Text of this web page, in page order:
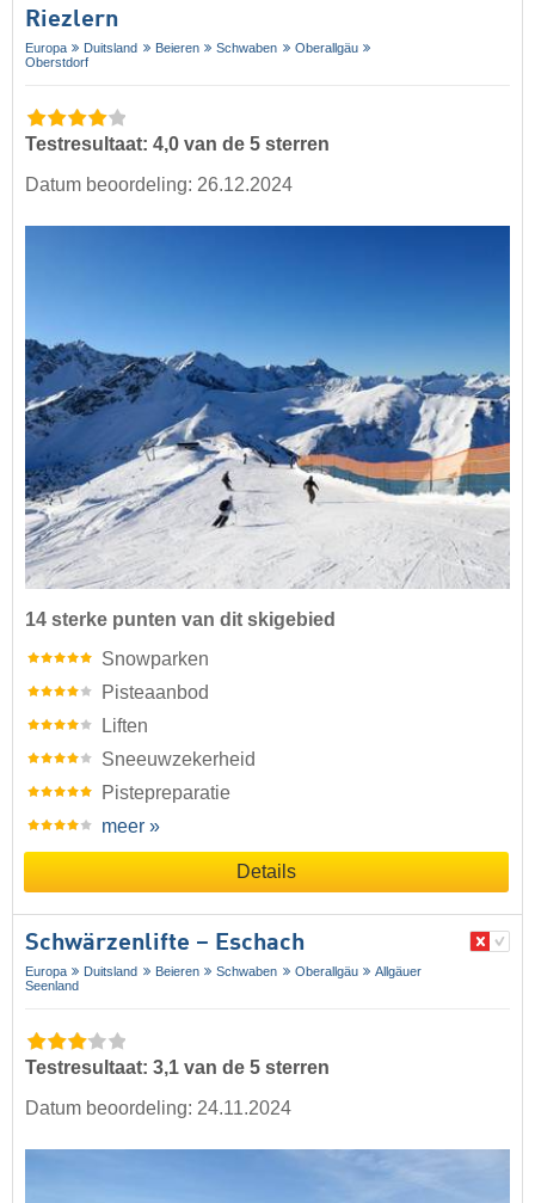
Riezlern
Europa Duitsland Beieren Schwaben
Oberallgäu
Oberstdorf
Testresultaat: 4,0 van de 5 sterren
Datum beoordeling: 26.12.2024
14 sterke punten van dit skigebied
Snowparken
Pisteaanbod
Liften
Sneeuwzekerheid
Pistepreparatie
meer »
Details
Schwärzenlifte – Eschach
Europa Duitsland Beieren Schwaben Oberallgäu
Allgäuer
Seenland
Testresultaat: 3,1 van de 5 sterren
Datum beoordeling: 24.11.2024